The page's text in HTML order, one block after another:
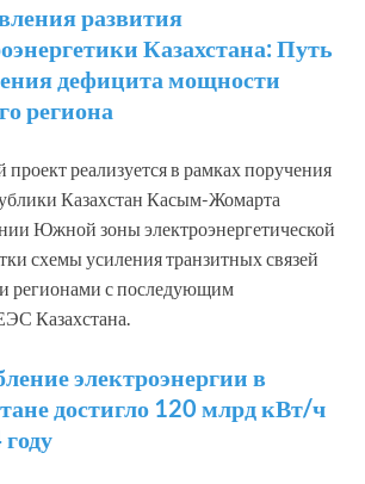
развития
Казахстана: Путь
дефицита мощности
региона
реализуется в рамках поручения
Казахстан Касым-Жомарта
Южной зоны электроэнергетической
схемы усиления транзитных связей
регионами с последующим
Казахстана.
электроэнергии в
достигло 120 млрд кВт/ч